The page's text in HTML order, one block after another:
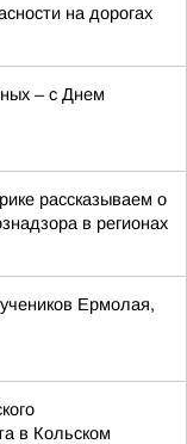
на дорогах
– с Днем
рассказываем о
в регионах
Ермолая,
в Кольском